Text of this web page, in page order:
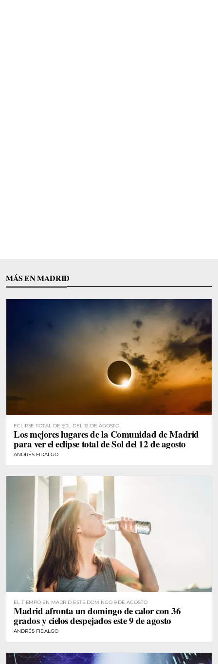
MÁS EN MADRID
ECLIPSE TOTAL DE SOL DEL 12 DE AGOSTO
Los mejores lugares de la Comunidad de Madrid
para ver el eclipse total de Sol del 12 de agosto
ANDRÉS FIDALGO
EL TIEMPO EN MADRID ESTE DOMINGO 9 DE AGOSTO
Madrid afronta un domingo de calor con 36
grados y cielos despejados este 9 de agosto
ANDRÉS FIDALGO